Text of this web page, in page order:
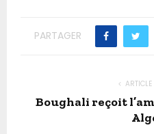
PARTAGER
ARTICLE
Boughali reçoit